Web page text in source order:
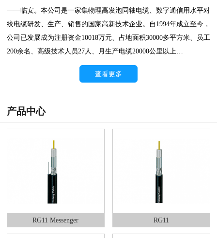
――临安。本公司是一家集物理高发泡同轴电缆、数字通信用水平对
绞电缆研发、生产、销售的国家高新技术企业。自1994年成立至今，
公司已发展成为注册资金10018万元、占地面积30000多平方米、员工
200余名、高级技术人员27人、月生产电缆20000公里以上…
查看更多
产品中心
RG11 Messenger RG11